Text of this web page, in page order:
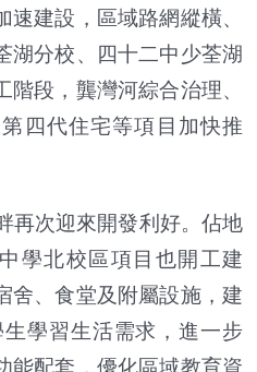
建設，區域路網縱橫、
湖分校、四十二中少荃湖
段，龔灣河綜合治理、
四代住宅等項目加快推
次迎來開發利好。佔地
學北校區項目也開工建
舍、食堂及附屬設施，建
學習生活需求，進一步
能配套，優化區域教育資